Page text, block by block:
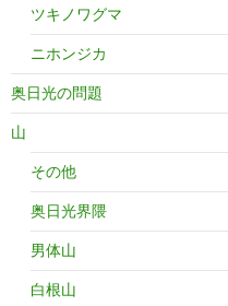
ツキノワグマ
ニホンジカ
奥日光の問題
山
その他
奥日光界隈
男体山
白根山